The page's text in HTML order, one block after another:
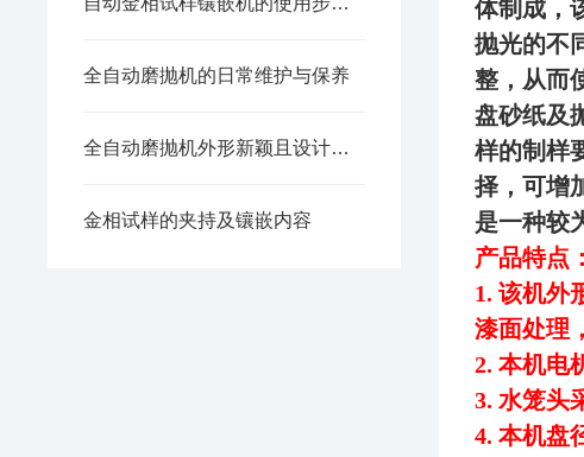
全自动磨抛机的日常维护与保养
全自动磨抛机外形新颖且设计合理
金相试样的夹持及镶嵌内容
体制成，
抛光的不
整， 从而
盘砂纸及
样的制样
择，可增
是一种较
产品特点：
1. 该机外
漆面处理
2. 本机电
3. 水笼头
4. 本机盘